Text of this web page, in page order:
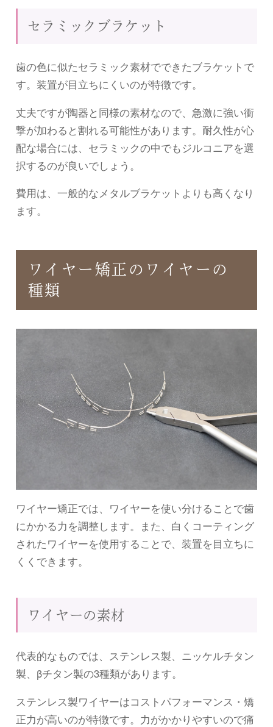
セラミックブラケット
歯の色に似たセラミック素材でできたブラケットで
す。装置が目立ちにくいのが特徴です。
丈夫ですが陶器と同様の素材なので、急激に強い衝
撃が加わると割れる可能性があります。耐久性が心
配な場合には、セラミックの中でもジルコニアを選
択するのが良いでしょう。
費用は、一般的なメタルブラケットよりも高くなり
ます。
ワイヤー矯正のワイヤーの
種類
ワイヤー矯正では、ワイヤーを使い分けることで歯
にかかる力を調整します。また、白くコーティング
されたワイヤーを使用することで、装置を目立ちに
くくできます。
ワイヤーの素材
代表的なものでは、ステンレス製、ニッケルチタン
製、βチタン製の3種類があります。
ステンレス製ワイヤーはコストパフォーマンス・矯
正力が高いのが特徴です。力がかかりやすいので痛